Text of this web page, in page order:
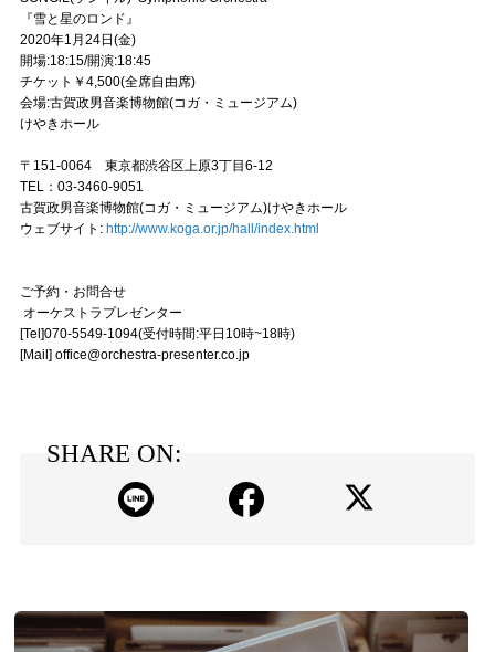
『雪と星のロンド』
2020年1月24日(金)
開場:18:15/開演:18:45
チケット￥4,500(全席自由席)
会場:古賀政男音楽博物館(コガ・ミュージアム)
けやきホール
〒151-0064 東京都渋谷区上原3丁目6-12
TEL：03-3460-9051
古賀政男音楽博物館(コガ・ミュージアム)けやきホール
ウェブサイト: http://www.koga.or.jp/hall/index.html
ご予約・お問合せ
オーケストラプレゼンター
[Tel]070-5549-1094(受付時間:平日10時~18時)
[Mail] office@orchestra-presenter.co.jp
SHARE ON: